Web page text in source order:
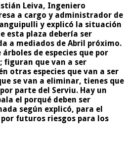
Leiva, Ingeniero
a cargo y administrador de
y explicó la situación
esta plaza debería ser
a mediados de Abril próximo.
árboles de especies que por
figuran que van a ser
otras especies que van a ser
se van a eliminar, tienes que
parte del Serviu. Hay un
el porqué deben ser
según explicó, para el
futuros riesgos para los